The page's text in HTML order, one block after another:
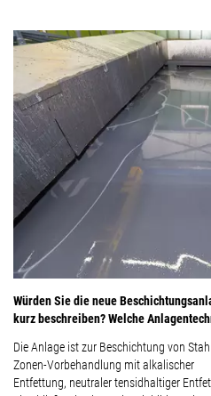
Würden Sie die neue
kurz beschreiben? Welche
Die Anlage ist zur Beschichtung von
Zonen-Vorbehandlung mit alkalischer
Entfettung, neutraler tensidhaltiger